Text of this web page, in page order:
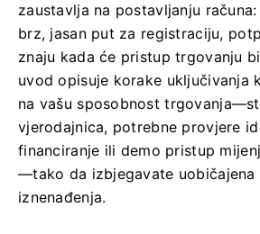
zaustavlja na postavljanju
brz, jasan put za registraciju,
znaju kada će pristup trgovanju
uvod opisuje korake uključivanja
na vašu sposobnost
vjerodajnica, potrebne provjere
financiranje ili demo pristup
—tako da izbjegavate uobičajena
iznenađenja.